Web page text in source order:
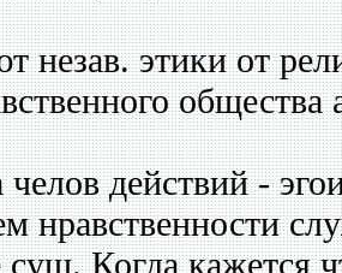
незав. этики от
общества
действий -
нравственности
сущ. Когда кажется